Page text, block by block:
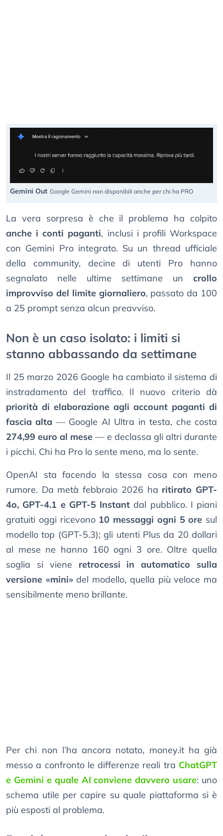
Gemini Out Google Gemini non disponibili anche per chi ha PRO
La vera sorpresa è che il problema ha colpito
anche i conti paganti, inclusi i profili Workspace
con Gemini Pro integrato. Su un thread ufficiale
della community, decine di utenti Pro hanno
segnalato nelle ultime settimane un crollo
improvviso del limite giornaliero, passato da 100
a 25 prompt senza alcun preavviso.
Non è un caso isolato: i limiti si
stanno abbassando da settimane
Il 25 marzo 2026 Google ha cambiato il sistema di
instradamento del traffico. Il nuovo criterio dà
priorità di elaborazione agli account paganti di
fascia alta — Google AI Ultra in testa, che costa
274,99 euro al mese — e declassa gli altri durante
i picchi. Chi ha Pro lo sente meno, ma lo sente.
OpenAI sta facendo la stessa cosa con meno
rumore. Da metà febbraio 2026 ha ritirato GPT-
4o, GPT-4.1 e GPT-5 Instant dal pubblico. I piani
gratuiti oggi ricevono 10 messaggi ogni 5 ore sul
modello top (GPT-5.3); gli utenti Plus da 20 dollari
al mese ne hanno 160 ogni 3 ore. Oltre quella
soglia si viene retrocessi in automatico sulla
versione «mini»del modello, quella più veloce ma
sensibilmente meno brillante.
Per chi non l’ha ancora notato, money.it ha già
messo a confronto le differenze reali tra ChatGPT
e Gemini e quale AI conviene davvero usare: uno
schema utile per capire su quale piattaforma si è
più esposti al problema.